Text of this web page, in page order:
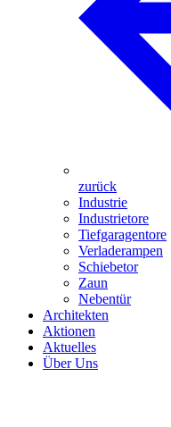
zurück
Industrie
Industrietore
Tiefgaragentore
Verladerampen
Schiebetor
Zaun
Nebentür
Architekten
Aktionen
Aktuelles
Über Uns